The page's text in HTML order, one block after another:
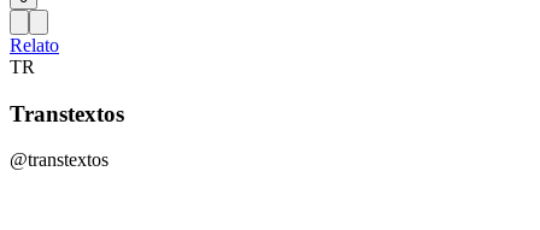
Relato
TR
Transtextos
@transtextos